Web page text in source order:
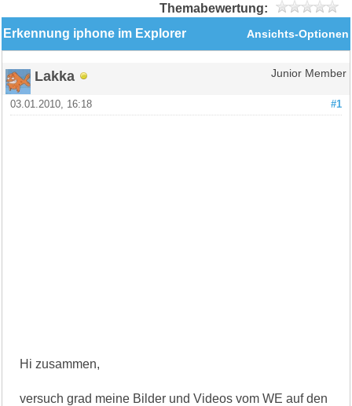
Themabewertung:
Ansichts-Optionen
Erkennung iphone im Explorer
Lakka Junior Member
#1
03.01.2010, 16:18
Hi zusammen,
versuch grad meine Bilder und Videos vom WE auf den